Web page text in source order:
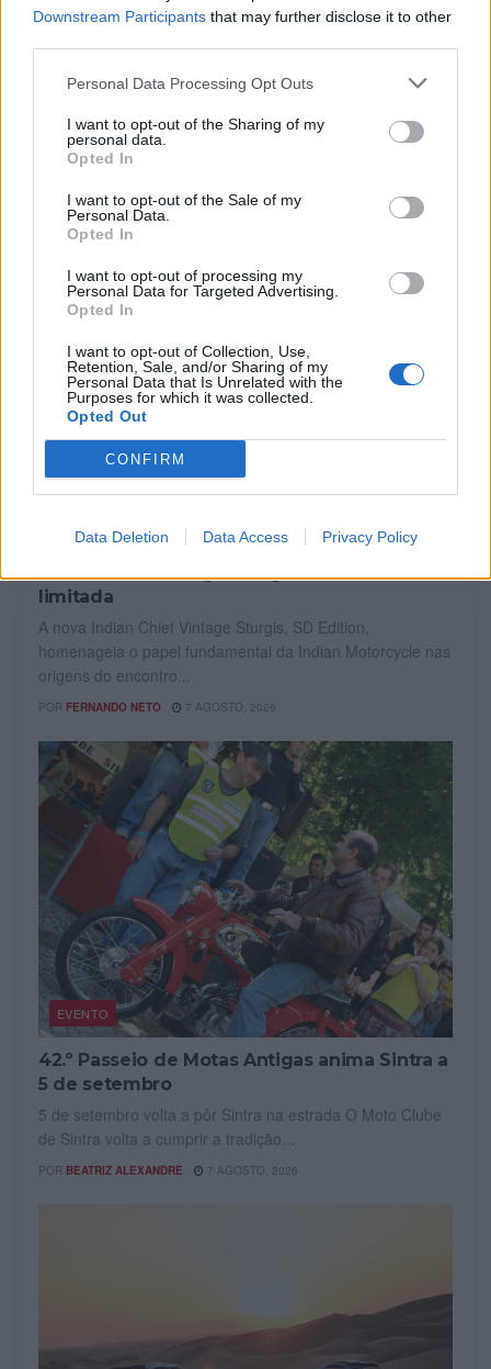
Downstream Participants that may further disclose it to other
Personal Data Processing Opt Outs
I want to opt-out of the Sharing of my
personal data.
Opted In
I want to opt-out of the Sale of my
Personal Data.
Opted In
I want to opt-out of processing my
Personal Data for Targeted Advertising.
Opted In
I want to opt-out of Collection, Use,
Retention, Sale, and/or Sharing of my
Personal Data that Is Unrelated with the
Purposes for which it was collected.
Opted Out
CONFIRM
Data Deletion Data Access Privacy Policy
Tags: Miguel Oliveira Oliveira Cup
RELACIONADOS
Indian Chief Vintage Sturgis – Nova versão
limitada
A nova Indian Chief Vintage Sturgis, SD Edition,
homenageia o papel fundamental da Indian Motorcycle nas
origens do encontro...
POR FERNANDO NETO 7 AGOSTO, 2026
EVENTO
42.º Passeio de Motas Antigas anima Sintra a
5 de setembro
5 de setembro volta a pôr Sintra na estrada O Moto Clube
de Sintra volta a cumprir a tradição...
POR BEATRIZ ALEXANDRE 7 AGOSTO, 2026